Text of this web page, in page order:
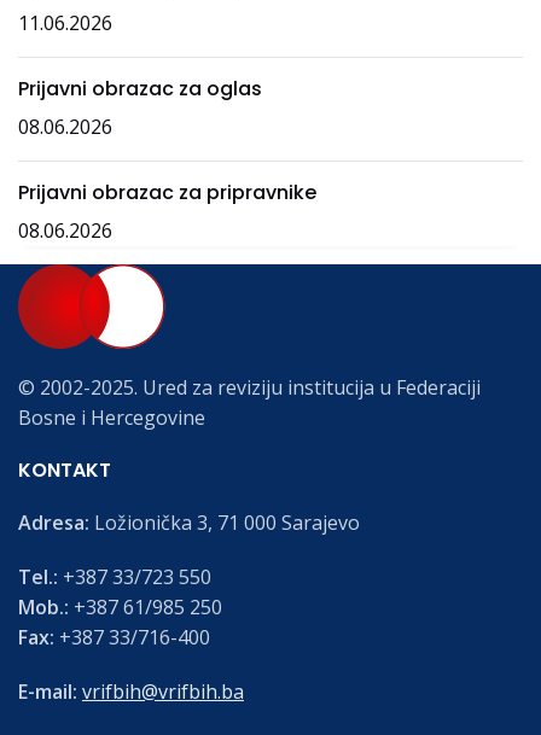
11.06.2026
Prijavni obrazac za oglas
08.06.2026
Prijavni obrazac za pripravnike
08.06.2026
© 2002-2025. Ured za reviziju institucija u Federaciji
Bosne i Hercegovine
KONTAKT
Adresa: Ložionička 3, 71 000 Sarajevo
Tel.: +387 33/723 550
Mob.: +387 61/985 250
Fax: +387 33/716-400
E-mail: vrifbih@vrifbih.ba